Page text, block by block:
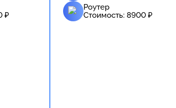
₽
Роутер
Стоимость: 8900 ₽